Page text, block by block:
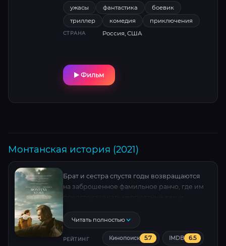
краях. Разве что бойкая индианка Эбби
способна оказать динозавровой угрозе
достойный отпор.
ужасы фантастика
боевик
триллер
комедия приключения
СТРАНА Россия, США
Фильм
Монтанская история (2021)
Брат и сестра спустя годы возвращаются
на заброшенное фамильное ранчо, где им
Читать полностью
РЕЙТИНГ Кинопоиск 5.7 IMDB 6.5